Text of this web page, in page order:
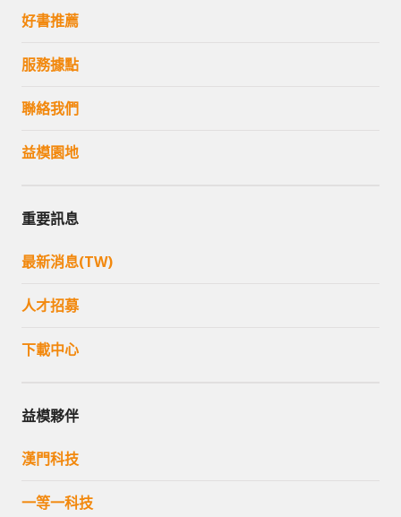
好書推薦
服務據點
聯絡我們
益模園地
重要訊息
最新消息(TW)
人才招募
下載中心
益模夥伴
漢門科技
一等一科技